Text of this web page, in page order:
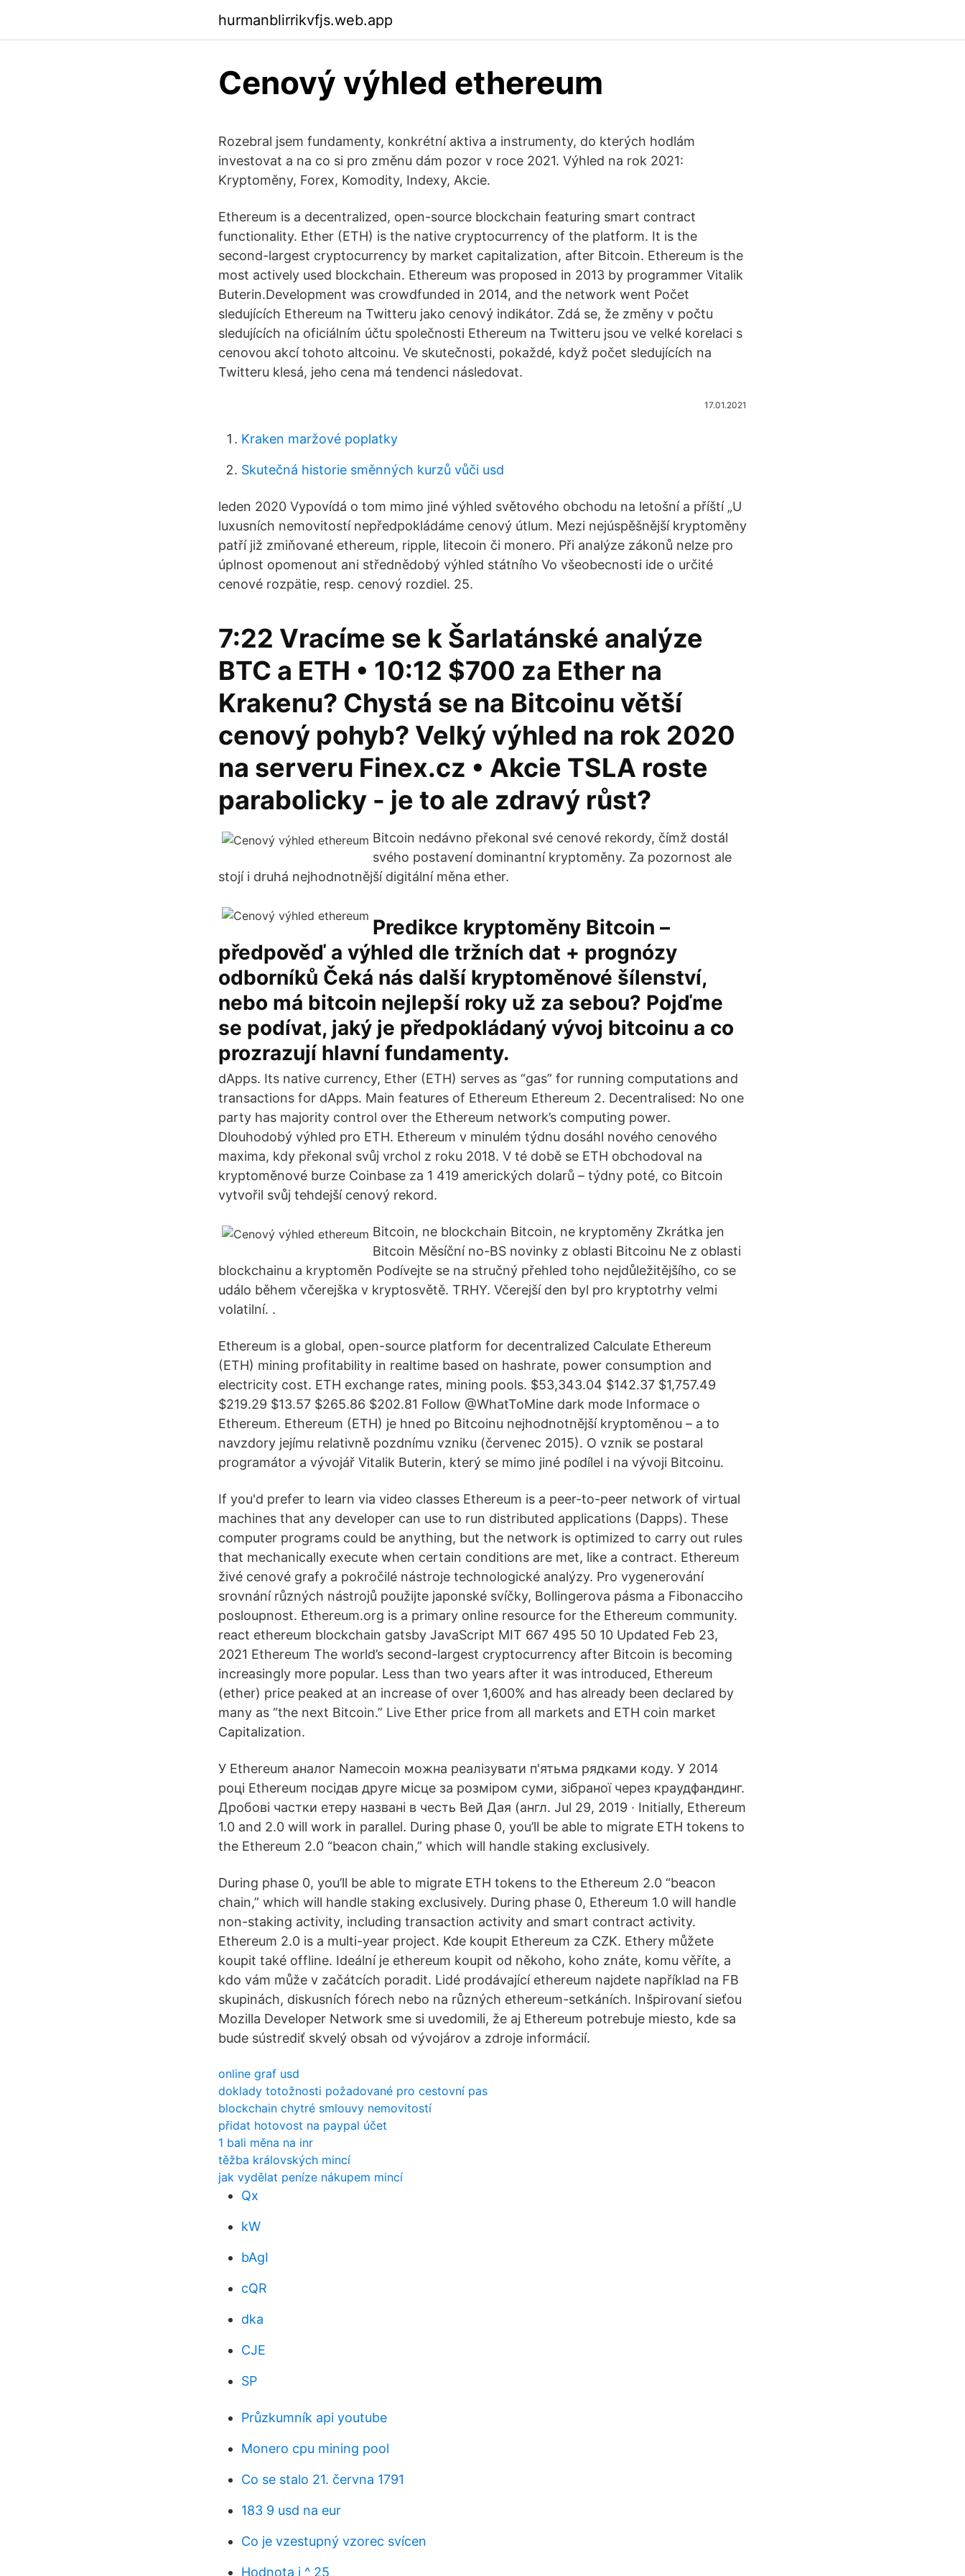
hurmanblirrikvfjs.web.app
Cenový výhled ethereum
Rozebral jsem fundamenty, konkrétní aktiva a instrumenty, do kterých hodlám
investovat a na co si pro změnu dám pozor v roce 2021. Výhled na rok 2021:
Kryptoměny, Forex, Komodity, Indexy, Akcie.
Ethereum is a decentralized, open-source blockchain featuring smart contract
functionality. Ether (ETH) is the native cryptocurrency of the platform. It is the
second-largest cryptocurrency by market capitalization, after Bitcoin. Ethereum is the
most actively used blockchain. Ethereum was proposed in 2013 by programmer Vitalik
Buterin.Development was crowdfunded in 2014, and the network went Počet
sledujících Ethereum na Twitteru jako cenový indikátor. Zdá se, že změny v počtu
sledujících na oficiálním účtu společnosti Ethereum na Twitteru jsou ve velké korelaci s
cenovou akcí tohoto altcoinu. Ve skutečnosti, pokaždé, když počet sledujících na
Twitteru klesá, jeho cena má tendenci následovat.
17.01.2021
Kraken maržové poplatky
Skutečná historie směnných kurzů vůči usd
leden 2020 Vypovídá o tom mimo jiné výhled světového obchodu na letošní a příští „U
luxusních nemovitostí nepředpokládáme cenový útlum. Mezi nejúspěšnější kryptoměny
patří již zmiňované ethereum, ripple, litecoin či monero. Při analýze zákonů nelze pro
úplnost opomenout ani střednědobý výhled státního Vo všeobecnosti ide o určité
cenové rozpätie, resp. cenový rozdiel. 25.
7:22​ Vracíme se k Šarlatánské analýze
BTC a ETH • 10:12​ $700 za Ether na
Krakenu? Chystá se na Bitcoinu větší
cenový pohyb? Velký výhled na rok 2020
na serveru Finex.cz • Akcie TSLA roste
parabolicky - je to ale zdravý růst?
Bitcoin nedávno překonal své cenové rekordy, čímž dostál
svého postavení dominantní kryptoměny. Za pozornost ale
stojí i druhá nejhodnotnější digitální měna ether.
Predikce kryptoměny Bitcoin –
předpověď a výhled dle tržních dat + prognózy
odborníků Čeká nás další kryptoměnové šílenství,
nebo má bitcoin nejlepší roky už za sebou? Pojďme
se podívat, jaký je předpokládaný vývoj bitcoinu a co
prozrazují hlavní fundamenty.
dApps. Its native currency, Ether (ETH) serves as “gas” for running computations and
transactions for dApps. Main features of Ethereum Ethereum 2. Decentralised: No one
party has majority control over the Ethereum network’s computing power.
Dlouhodobý výhled pro ETH. Ethereum v minulém týdnu dosáhl nového cenového
maxima, kdy překonal svůj vrchol z roku 2018. V té době se ETH obchodoval na
kryptoměnové burze Coinbase za 1 419 amerických dolarů – týdny poté, co Bitcoin
vytvořil svůj tehdejší cenový rekord.
Bitcoin, ne blockchain Bitcoin, ne kryptoměny Zkrátka jen
Bitcoin Měsíční no-BS novinky z oblasti Bitcoinu Ne z oblasti
blockchainu a kryptoměn Podívejte se na stručný přehled toho nejdůležitějšího, co se
událo během včerejška v kryptosvětě. TRHY. Včerejší den byl pro kryptotrhy velmi
volatilní. .
Ethereum is a global, open-source platform for decentralized Calculate Ethereum
(ETH) mining profitability in realtime based on hashrate, power consumption and
electricity cost. ETH exchange rates, mining pools. $53,343.04 $142.37 $1,757.49
$219.29 $13.57 $265.86 $202.81 Follow @WhatToMine dark mode Informace o
Ethereum. Ethereum (ETH) je hned po Bitcoinu nejhodnotnější kryptoměnou – a to
navzdory jejímu relativně pozdnímu vzniku (červenec 2015). O vznik se postaral
programátor a vývojář Vitalik Buterin, který se mimo jiné podílel i na vývoji Bitcoinu.
If you'd prefer to learn via video classes Ethereum is a peer-to-peer network of virtual
machines that any developer can use to run distributed applications (Dapps). These
computer programs could be anything, but the network is optimized to carry out rules
that mechanically execute when certain conditions are met, like a contract. Ethereum
živé cenové grafy a pokročilé nástroje technologické analýzy. Pro vygenerování
srovnání různých nástrojů použijte japonské svíčky, Bollingerova pásma a Fibonacciho
posloupnost. Ethereum.org is a primary online resource for the Ethereum community.
react ethereum blockchain gatsby JavaScript MIT 667 495 50 10 Updated Feb 23,
2021 Ethereum The world’s second-largest cryptocurrency after Bitcoin is becoming
increasingly more popular. Less than two years after it was introduced, Ethereum
(ether) price peaked at an increase of over 1,600% and has already been declared by
many as “the next Bitcoin.” Live Ether price from all markets and ETH coin market
Capitalization.
У Ethereum аналог Namecoin можна реалізувати п'ятьма рядками коду. У 2014
році Ethereum посідав друге місце за розміром суми, зібраної через краудфандинг.
Дробові частки етеру названі в честь Вей Дая (англ. Jul 29, 2019 · Initially, Ethereum
1.0 and 2.0 will work in parallel. During phase 0, you’ll be able to migrate ETH tokens to
the Ethereum 2.0 “beacon chain,” which will handle staking exclusively.
During phase 0, you’ll be able to migrate ETH tokens to the Ethereum 2.0 “beacon
chain,” which will handle staking exclusively. During phase 0, Ethereum 1.0 will handle
non-staking activity, including transaction activity and smart contract activity.
Ethereum 2.0 is a multi-year project. Kde koupit Ethereum za CZK. Ethery můžete
koupit také offline. Ideální je ethereum koupit od někoho, koho znáte, komu věříte, a
kdo vám může v začátcích poradit. Lidé prodávající ethereum najdete například na FB
skupinách, diskusních fórech nebo na různých ethereum-setkáních. Inšpirovaní sieťou
Mozilla Developer Network sme si uvedomili, že aj Ethereum potrebuje miesto, kde sa
bude sústrediť skvelý obsah od vývojárov a zdroje informácií.
online graf usd
doklady totožnosti požadované pro cestovní pas
blockchain chytré smlouvy nemovitostí
přidat hotovost na paypal účet
1 bali měna na inr
těžba královských mincí
jak vydělat peníze nákupem mincí
Qx
kW
bAgI
cQR
dka
CJE
SP
Průzkumník api youtube
Monero cpu mining pool
Co se stalo 21. června 1791
183 9 usd na eur
Co je vzestupný vzorec svícen
Hodnota i ^ 25